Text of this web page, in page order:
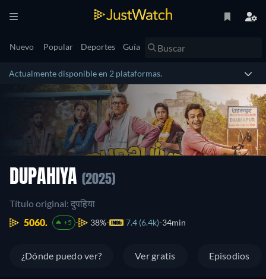
Nuevo Popular Deportes Guía
Actualmente disponible en 2 plataformas.
DUPAHIYA (2025)
Título original: दुपहिया
5060.
+5 38% 7.4 (6.4k) 34min
¿Dónde puedo ver? Ver gratis Episodios